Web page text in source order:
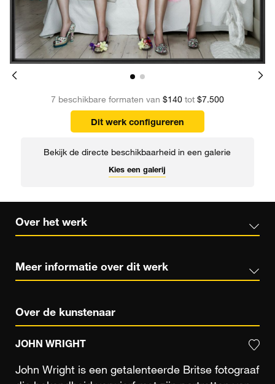
7 beschikbare formaten van $140 tot $7.500
Dit werk configureren
Bekijk de directe beschikbaarheid in een galerie
Kies een galerij
Over het werk
Meer informatie over dit werk
Over de kunstenaar
JOHN WRIGHT
John Wright is een getalenteerde Britse fotograaf